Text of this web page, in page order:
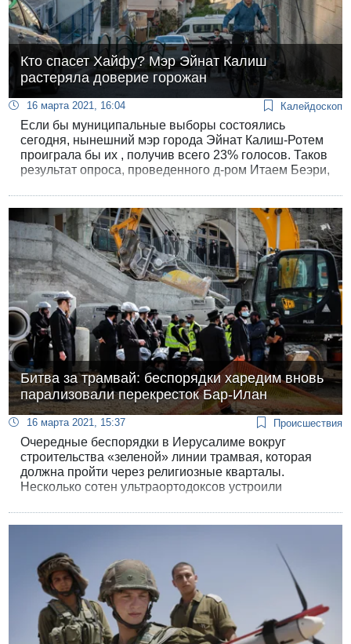
Кто спасет Хайфу? Мэр Эйнат Калиш
растеряла доверие горожан
16 марта 2021, 16:04 Калейдоскоп
Если бы муниципальные выборы состоялись
сегодня, нынешний мэр города Эйнат Калиш-Ротем
проиграла бы их , получив всего 23% голосов. Таков
результат опроса, проведенного д-ром Итаем Беэри,
политологии Хайфского университета совместно с
институтом iPanels.
Битва за трамвай: беспорядки харедим вновь
парализовали перекресток Бар-Илан
16 марта 2021, 15:37 Происшествия
Очередные беспорядки в Иерусалиме вокруг
строительства «зеленой» линии трамвая, которая
должна пройти через религиозные кварталы.
Несколько сотен ультраортодоксов устроили
протеста против строительства трамвайных путей.